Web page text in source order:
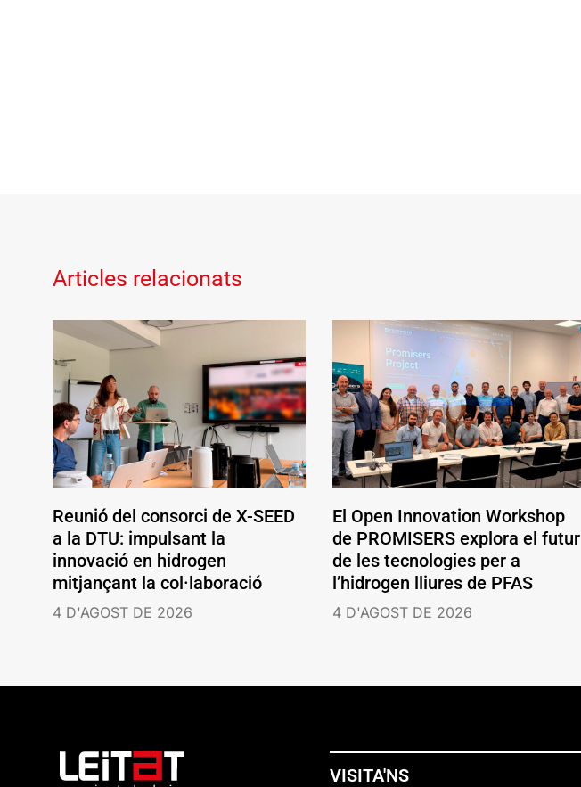
Articles relacionats
Reunió del consorci de X-SEED
a la DTU: impulsant la
innovació en hidrogen
mitjançant la col·laboració
4 D'AGOST DE 2026
El Open Innovation Workshop
de PROMISERS explora el futur
de les tecnologies per a
l’hidrogen lliures de PFAS
4 D'AGOST DE 2026
VISITA'NS